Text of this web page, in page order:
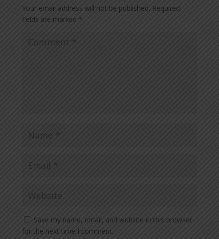
Your email address will not be published. Required
fields are marked *
Save my name, email, and website in this browser
for the next time I comment.